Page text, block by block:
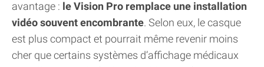
avantage : le Vision Pro remplace une installation
vidéo souvent encombrante. Selon eux, le casque
est plus compact et pourrait même revenir moins
cher que certains systèmes d’affichage médicaux